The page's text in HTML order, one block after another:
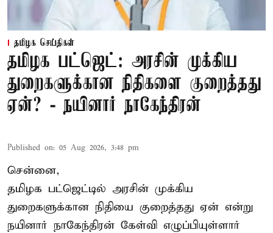
தமிழக செய்திகள்
தமிழக பட்ஜெட்: அரசின் முக்கிய
துறைகளுக்கான நிதிகளை குறைத்தது
ஏன்? - நயினார் நாகேந்திரன்
Published on: 05 Aug 2026, 3:48 pm
சென்னை,
தமிழக பட்ஜெட்டில் அரசின் முக்கிய
துறைகளுக்கான நிதியை குறைத்தது ஏன் என்று
நயினார் நாகேந்திரன் கேள்வி எழுப்பியுள்ளார்